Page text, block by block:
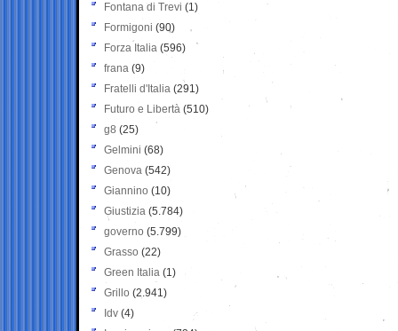
Fontana di Trevi (1)
Formigoni (90)
Forza Italia (596)
frana (9)
Fratelli d'Italia (291)
Futuro e Libertà (510)
g8 (25)
Gelmini (68)
Genova (542)
Giannino (10)
Giustizia (5.784)
governo (5.799)
Grasso (22)
Green Italia (1)
Grillo (2.941)
Idv (4)